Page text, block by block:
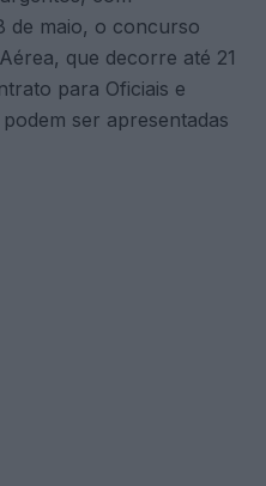
de maio, o concurso
que decorre até 21
para Oficiais e
ser apresentadas